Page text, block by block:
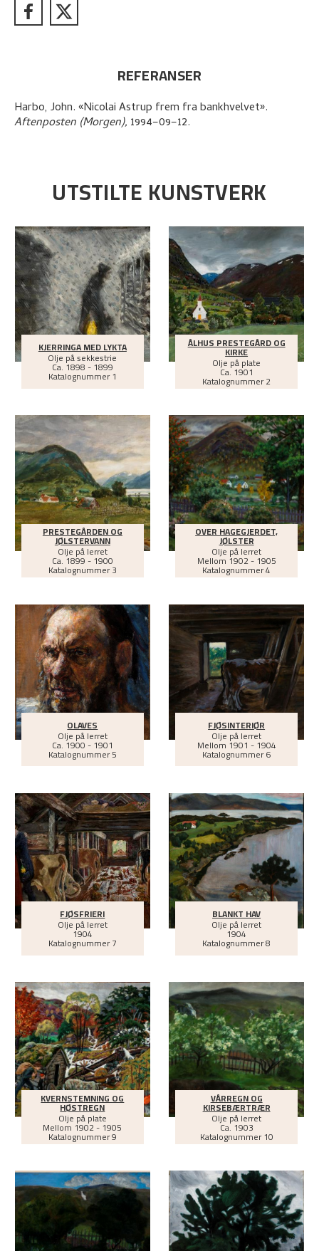
REFERANSER
Harbo, John.«Nicolai Astrup frem fra bankhvelvet».
Aftenposten (Morgen), 1994–09–12.
UTSTILTE KUNSTVERK
KJERRINGA MED LYKTA
Olje på sekkestrie
Ca. 1898 - 1899
Katalognummer 1
ÅLHUS PRESTEGÅRD OG
KIRKE
Olje på plate
Ca.1901
Katalognummer 2
PRESTEGÅRDEN OG
JØLSTERVANN
Olje på lerret
Ca.1899 - 1900
Katalognummer 3
OVER HAGEGJERDET,
JØLSTER
Olje på lerret
Mellom 1902 - 1905
Katalognummer 4
OLAVES
Olje på lerret
Ca.1900 - 1901
Katalognummer 5
FJØSINTERIØR
Olje på lerret
Mellom 1901 - 1904
Katalognummer 6
FJØSFRIERI
Olje på lerret
1904
Katalognummer 7
BLANKT HAV
Olje på lerret
1904
Katalognummer 8
KVERNSTEMNING OG
HØSTREGN
Olje på plate
Mellom 1902 - 1905
Katalognummer 9
VÅRREGN OG
KIRSEBÆRTRÆR
Olje på lerret
Ca. 1903
Katalognummer 10